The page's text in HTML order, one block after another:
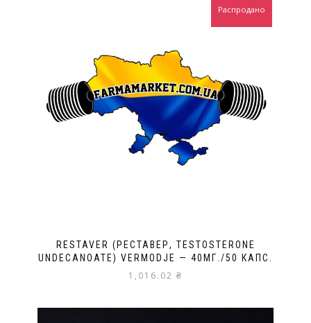
RESTAVER (РЕСТАВЕР, TESTOSTERONE
UNDECANOATE) VERMODJE — 40МГ./50 КАПС.
1,016.02 ₴
Распродано